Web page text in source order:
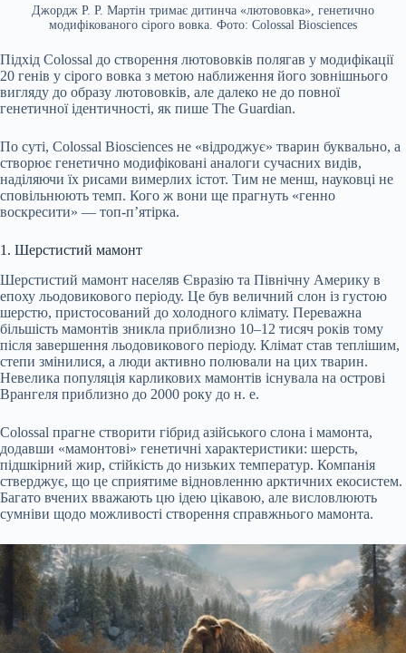
Джордж Р. Р. Мартін тримає дитинча «лютововка», генетично
модифікованого сірого вовка. Фото: Colossal Biosciences
Підхід Colossal до створення лютововків полягав у модифікації
20 генів у сірого вовка з метою наближення його зовнішнього
вигляду до образу лютововків, але далеко не до повної
генетичної ідентичності, як пише The Guardian.
По суті, Colossal Biosciences не «відроджує» тварин буквально, а
створює генетично модифіковані аналоги сучасних видів,
наділяючи їх рисами вимерлих істот. Тим не менш, науковці не
сповільнюють темп. Кого ж вони ще прагнуть «генно
воскресити» — топ-п’ятірка.
1. Шерстистий мамонт
Шерстистий мамонт населяв Євразію та Північну Америку в
епоху льодовикового періоду. Це був величний слон із густою
шерстю, пристосований до холодного клімату. Переважна
більшість мамонтів зникла приблизно 10–12 тисяч років тому
після завершення льодовикового періоду. Клімат став теплішим,
степи змінилися, а люди активно полювали на цих тварин.
Невелика популяція карликових мамонтів існувала на острові
Врангеля приблизно до 2000 року до н. е.
Colossal прагне створити гібрид азійського слона і мамонта,
додавши «мамонтові» генетичні характеристики: шерсть,
підшкірний жир, стійкість до низьких температур. Компанія
стверджує, що це сприятиме відновленню арктичних екосистем.
Багато вчених вважають цю ідею цікавою, але висловлюють
сумніви щодо можливості створення справжнього мамонта.